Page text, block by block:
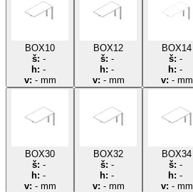
BOX10
š: -
h: -
v: -mm
BOX12
š: -
h: -
v: -mm
BOX14
š: -
h: -
v: -mm
BOX30
š: -
h: -
v: -mm
BOX32
š: -
h: -
v: -mm
BOX34
š: -
h: -
v: -mm